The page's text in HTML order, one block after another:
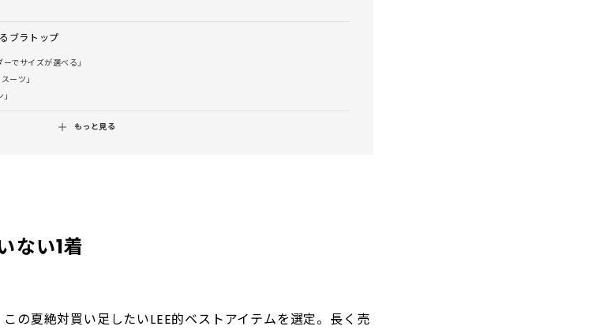
ブラトップ
でサイズが選べる」
ーツ」
もっと見る
ない1着
の夏絶対買い足したいLEE的ベストアイテムを選定。長く売